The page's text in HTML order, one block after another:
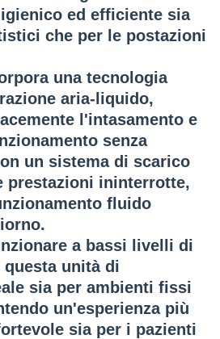
ed efficiente sia
che per le postazioni
una tecnologia
aria-liquido,
l'intasamento e
senza
un sistema di scarico
prestazioni ininterrotte,
fluido
a bassi livelli di
questa unità di
sia per ambienti fissi
un'esperienza più
sia per i pazienti